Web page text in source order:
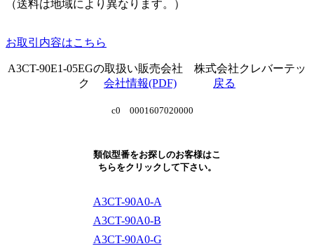
（送料は地域により異なります。）
お取引内容はこちら
A3CT-90E1-05EGの取扱い販売会社 株式会社クレバーテッ
ク 会社情報(PDF) 戻る
c0 0001607020000
類似型番をお探しのお客様はこ
ちらをクリックして下さい。
A3CT-90A0-A
A3CT-90A0-B
A3CT-90A0-G